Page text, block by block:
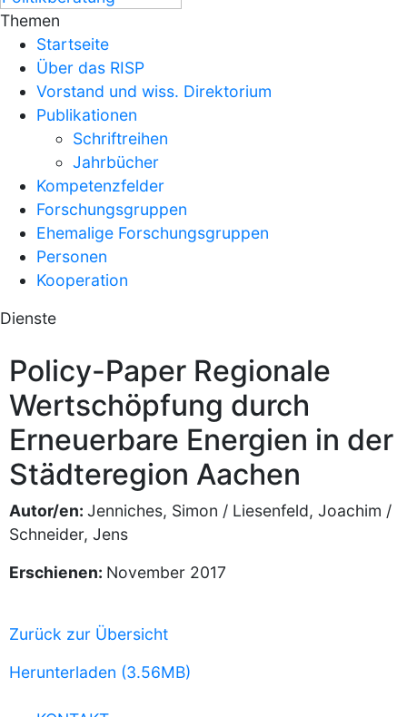
Themen
Startseite
Über das RISP
Vorstand und wiss. Direktorium
Publikationen
Schriftreihen
Jahrbücher
Kompetenzfelder
Forschungsgruppen
Ehemalige Forschungsgruppen
Personen
Kooperation
Dienste
Policy-Paper Regionale
Wertschöpfung durch
Erneuerbare Energien in der
Städteregion Aachen
Autor/en: Jenniches, Simon / Liesenfeld, Joachim /
Schneider, Jens
Erschienen: November 2017
Zurück zur Übersicht
Herunterladen (3.56MB)